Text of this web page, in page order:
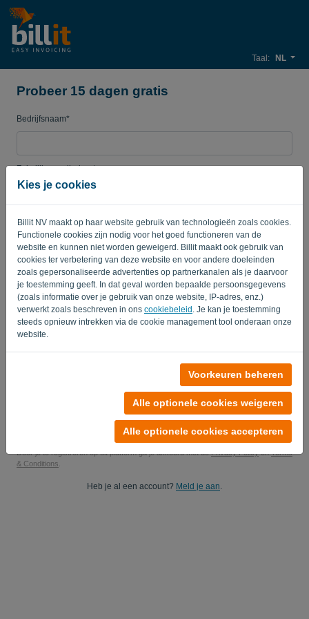
Kies je cookies
Billit NV maakt op haar website gebruik van technologieën zoals cookies.
Functionele cookies zijn nodig voor het goed functioneren van de
website en kunnen niet worden geweigerd. Billit maakt ook gebruik van
cookies ter verbetering van deze website en voor andere doeleinden
zoals gepersonaliseerde advertenties op partnerkanalen als je daarvoor
je toestemming geeft. In dat geval worden bepaalde persoonsgegevens
(zoals informatie over je gebruik van onze website, IP-adres, enz.)
verwerkt zoals beschreven in ons cookiebeleid . Je kan je toestemming
steeds opnieuw intrekken via de cookie management tool onderaan onze
website.
Voorkeuren beheren
Alle optionele cookies weigeren
Alle optionele cookies accepteren
Taal: NL
Probeer 15 dagen gratis
Bedrijfsnaam*
Zakelijk e-mailadres*
Wachtwoord
Land
Ja, je mag mij productupdates sturen..
Start je gratis proefperiode
Je bent tot niets verplicht! 100% vrijblijvend
Je gegevens zijn 100% veilig
Door je te registreren op dit platform ga je akkoord met dePrivacy PolicyenTerms
& Conditions
Heb je al een account? Meld je aan.